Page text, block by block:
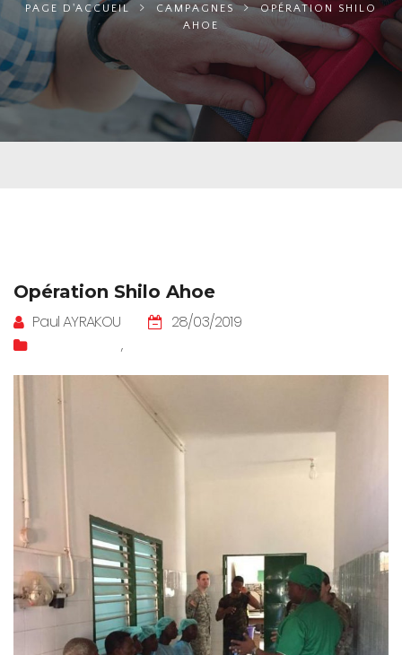
PAGE D'ACCUEIL CAMPAGNES
OPÉRATION SHILO
AHOE
Opération Shilo Ahoe
Paul AYRAKOU
28/03/2019
Campagnes,